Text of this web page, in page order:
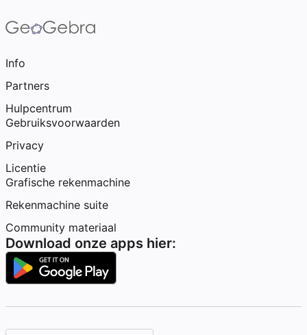
Info
Partners
Hulpcentrum
Gebruiksvoorwaarden
Privacy
Licentie
Grafische rekenmachine
Rekenmachine suite
Community materiaal
Download onze apps hier: